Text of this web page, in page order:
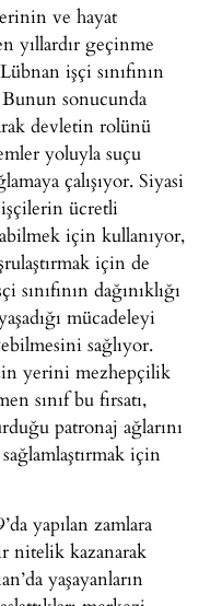
ve hayat
yıllardır geçinme
işçi sınıfının
sonucunda
devletin rolünü
yoluyla suçu
çalışıyor. Siyasi
ücretli
için kullanıyor,
için de
dağınıklığı
mücadeleyi
sağlıyor.
yerini mezhepçilik
sınıf bu fırsatı,
patronaj ağlarını
için
yapılan zamlara
nitelik kazanarak
yaşayanların